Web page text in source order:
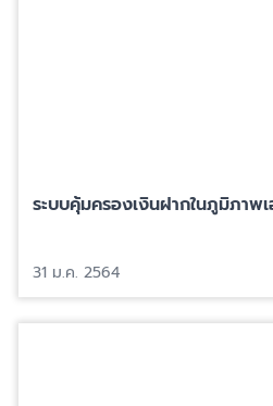
ระบบคุ้มครองเงินฝากในภูมิภาพ
31 ม.ค. 2564